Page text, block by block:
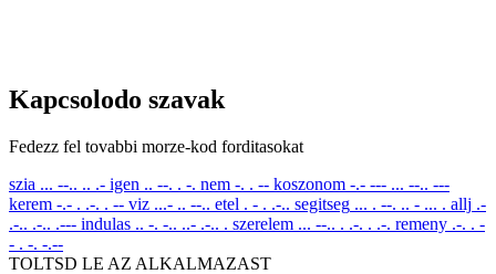
Kapcsolodo szavak
Fedezz fel tovabbi morze-kod forditasokat
szia ... --.. .. .- igen .. --. . -. nem -. . -- koszonom -.- --- ... --.. ---
kerem -.- . .-. . -- viz ...- .. --.. etel . - . .-.. segitseg ... . --. .. - ... . allj .-
.-.. .-.. .--- indulas .. -. -.. ..- .-.. . szerelem ... --.. . .-. . .-. remeny .-. . -
- . -. -.--
TOLTSD LE AZ ALKALMAZAST